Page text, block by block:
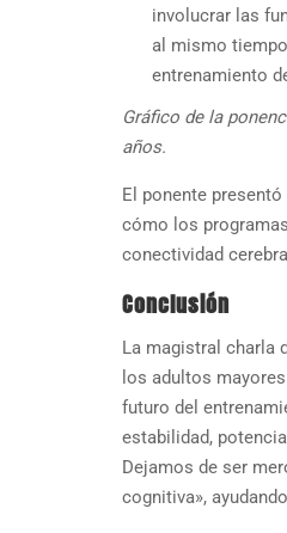
involucrar las
al mismo
entrenamiento
Gráfico de la
años.
El ponente
cómo los
conectividad
Conclusión
La magistral charla
los adultos
futuro del
estabilidad,
Dejamos de ser
cognitiva»,